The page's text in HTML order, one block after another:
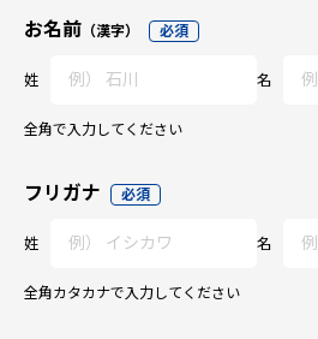
お名前 （漢字） 必須
姓 名
全角で入力してください
フリガナ 必須
姓 名
全角カタカナで入力してください